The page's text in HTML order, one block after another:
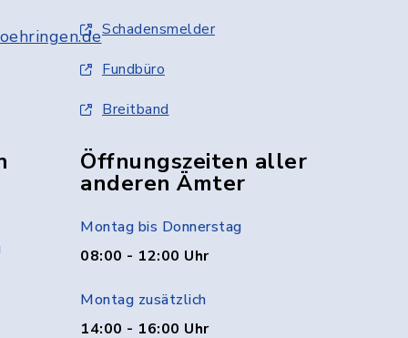
Schadensmelder
Fundbüro
Breitband
Öffnungszeiten aller
anderen Ämter
Montag bis Donnerstag
08:00 - 12:00 Uhr
Montag zusätzlich
14:00 - 16:00 Uhr